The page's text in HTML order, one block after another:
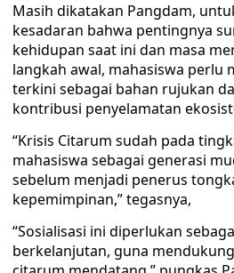
Masih dikatakan Pangdam,
kesadaran bahwa pentingnya
kehidupan saat ini dan masa
langkah awal, mahasiswa perlu
terkini sebagai bahan rujukan
kontribusi penyelamatan
“Krisis Citarum sudah pada
mahasiswa sebagai generasi
sebelum menjadi penerus
kepemimpinan,” tegasnya,
“Sosialisasi ini diperlukan
berkelanjutan, guna